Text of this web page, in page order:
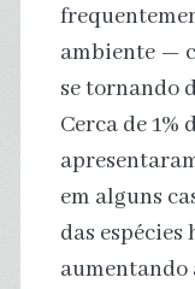
ambiente —
se tornando
Cerca de 1%
em alguns
das espécies
aumentando